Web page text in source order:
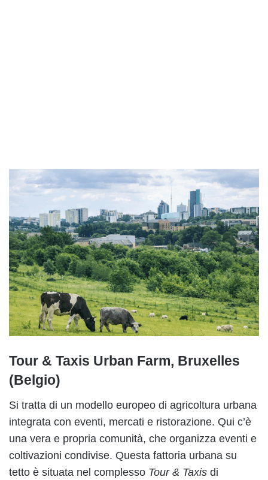
Tour & Taxis Urban Farm, Bruxelles
(Belgio)
Si tratta di un modello europeo di agricoltura urbana
integrata con eventi, mercati e ristorazione. Qui c’è
una vera e propria comunità, che organizza eventi e
coltivazioni condivise. Questa fattoria urbana su
tetto è situata nel complesso Tour & Taxis di